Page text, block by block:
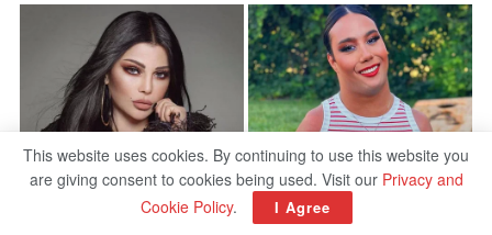
This website uses cookies. By continuing to use this website you
are giving consent to cookies being used. Visit our Privacy and
Cookie Policy. I Agree